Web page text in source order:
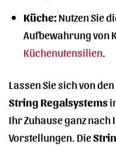
Küche:Nutzen Sie
Aufbewahrung von
Küchenutensilien
Lassen Sie sich von
String Regalsystems
Ihr Zuhause ganz
Vorstellungen. Die